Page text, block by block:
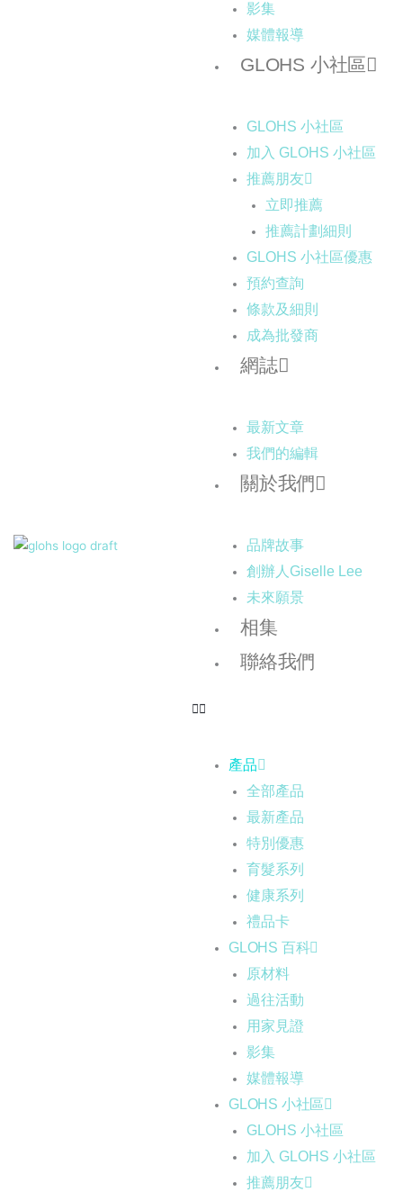
影集
媒體報導
GLOHS 小社區
GLOHS 小社區
加入 GLOHS 小社區
推薦朋友
立即推薦
推薦計劃細則
GLOHS 小社區優惠
預約查詢
條款及細則
成為批發商
網誌
最新文章
我們的編輯
關於我們
品牌故事
創辦人Giselle Lee
未來願景
相集
聯絡我們
產品
全部產品
最新產品
特別優惠
育髮系列
健康系列
禮品卡
GLOHS 百科
原材料
過往活動
用家見證
影集
媒體報導
GLOHS 小社區
GLOHS 小社區
加入 GLOHS 小社區
推薦朋友